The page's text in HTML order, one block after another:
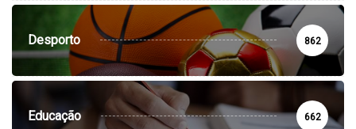
Desporto 862
Educação 662